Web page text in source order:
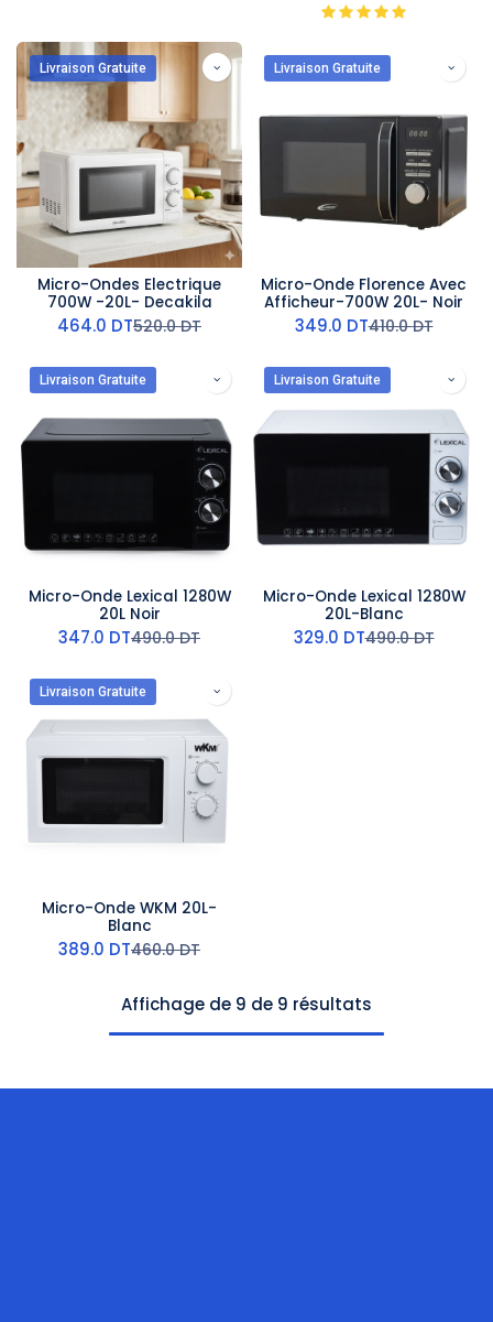
Livraison Gratuite
Micro-Ondes Electrique
700W -20L- Decakila
464.0 DT520.0DT
Livraison Gratuite
Micro-Onde Florence Avec
Afficheur-700W 20L- Noir
349.0 DT410.0DT
Livraison Gratuite
Micro-Onde Lexical 1280W
20L Noir
347.0 DT490.0DT
Livraison Gratuite
Micro-Onde Lexical 1280W
20L-Blanc
329.0 DT490.0DT
Livraison Gratuite
Micro-Onde WKM 20L-
Blanc
389.0 DT460.0DT
Affichage de 9 de 9 résultats